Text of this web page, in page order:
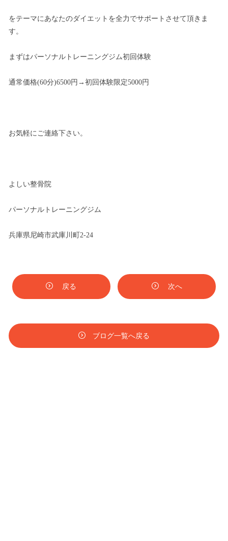
をテーマにあなたのダイエットを全力でサポートさせて頂きま
す。
まずはパーソナルトレーニングジム初回体験
通常価格(60分)6500円→初回体験限定5000円
お気軽にご連絡下さい。
よしい整骨院
パーソナルトレーニングジム
兵庫県尼崎市武庫川町2-24
戻る 次へ
ブログ一覧へ戻る